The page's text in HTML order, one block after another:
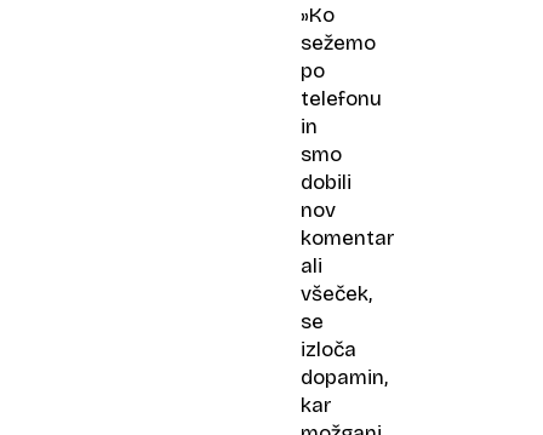
»Ko
sežemo
po
telefonu
in
smo
dobili
nov
komentar
ali
všeček,
se
izloča
dopamin,
kar